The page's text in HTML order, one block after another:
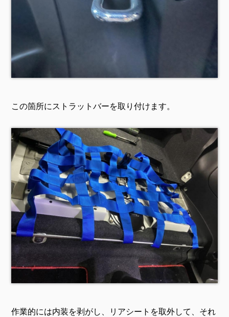
この箇所にストラットバーを取り付けます。
作業的には内装を剥がし、リアシートを取外して、それ